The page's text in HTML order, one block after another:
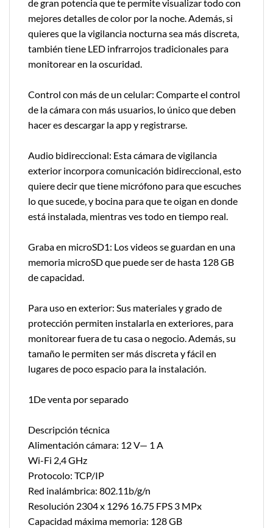
de gran potencia que te permite visualizar todo con
mejores detalles de color por la noche. Además, si
quieres que la vigilancia nocturna sea más discreta,
también tiene LED infrarrojos tradicionales para
monitorear en la oscuridad.
Control con más de un celular: Comparte el control
de la cámara con más usuarios, lo único que deben
hacer es descargar la app y registrarse.
Audio bidireccional: Esta cámara de vigilancia
exterior incorpora comunicación bidireccional, esto
quiere decir que tiene micrófono para que escuches
lo que sucede, y bocina para que te oigan en donde
está instalada, mientras ves todo en tiempo real.
Graba en microSD1: Los videos se guardan en una
memoria microSD que puede ser de hasta 128 GB
de capacidad.
Para uso en exterior: Sus materiales y grado de
protección permiten instalarla en exteriores, para
monitorear fuera de tu casa o negocio. Además, su
tamaño le permiten ser más discreta y fácil en
lugares de poco espacio para la instalación.
1De venta por separado
Descripción técnica
Alimentación cámara: 12 V— 1 A
Wi-Fi 2,4 GHz
Protocolo: TCP/IP
Red inalámbrica: 802.11b/g/n
Resolución 2304 x 1296 16.75 FPS 3 MPx
Capacidad máxima memoria: 128 GB